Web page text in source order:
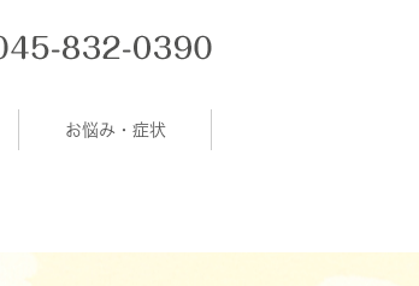
お悩み・症状